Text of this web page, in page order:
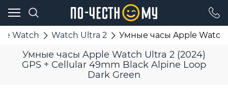
Watch Watch Ultra 2 Умные часы Apple Watch
Умные часы Apple Watch Ultra 2 (2024)
GPS + Cellular 49mm Black Alpine Loop
Dark Green